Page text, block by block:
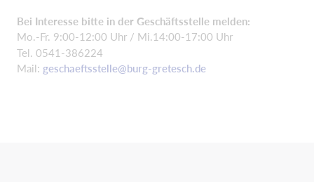
Bei Interesse bitte in der Geschäftsstelle melden:
Mo.-Fr. 9:00-12:00 Uhr / Mi.14:00-17:00 Uhr
Tel. 0541-386224
Mail: geschaeftsstelle@burg-gretesch.de